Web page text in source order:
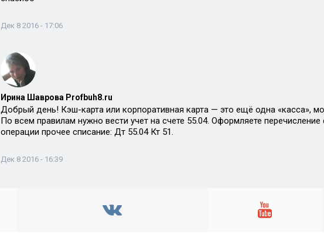
Дек 8 2016 - 17:06
Ирина Шаврова Profbuh8.ru
Добрый день! Кэш-карта или корпоративная карта — это ещё одна «касса»,
По всем правилам нужно вести учет на счете 55.04. Оформляете
операции прочее списание: Дт 55.04 Кт 51.
Дек 8 2016 - 16:39